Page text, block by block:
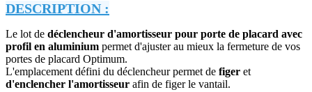
DESCRIPTION :
Le lot de déclencheur d'amortisseur pour porte de placard avec
profil en aluminium permet d'ajuster au mieux la fermeture de vos
portes de placard Optimum.
L'emplacement défini du déclencheur permet de figer et
d'enclencher l'amortisseur afin de figer le vantail.